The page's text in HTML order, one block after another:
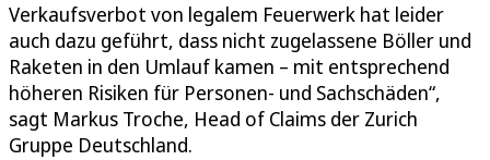
Verkaufsverbot von legalem Feuerwerk hat leider
auch dazu geführt, dass nicht zugelassene Böller und
Raketen in den Umlauf kamen – mit entsprechend
höheren Risiken für Personen- und Sachschäden“,
sagt Markus Troche, Head of Claims der Zurich
Gruppe Deutschland.